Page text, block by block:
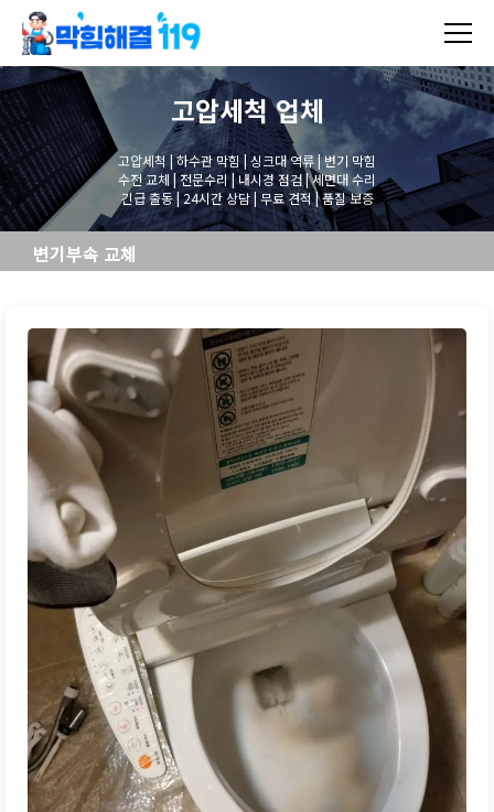
고압세척업체
고압세척 | 하수관 막힘 | 싱크대 역류 | 변기 막힘
수전 교체 | 전문수리 | 내시경 점검 | 세면대 수리
긴급 출동 | 24시간 상담 | 무료 견적 | 품질 보증
변기부속 교체